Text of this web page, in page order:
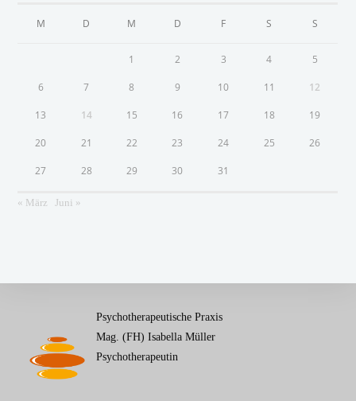
M D M D F S S
1 2 3 4 5
6 7 8 9 10 11 12
13 14 15 16 17 18 19
20 21 22 23 24 25 26
27 28 29 30 31
« März Juni »
Psychotherapeutische Praxis
Mag. (FH) Isabella Müller
Psychotherapeutin